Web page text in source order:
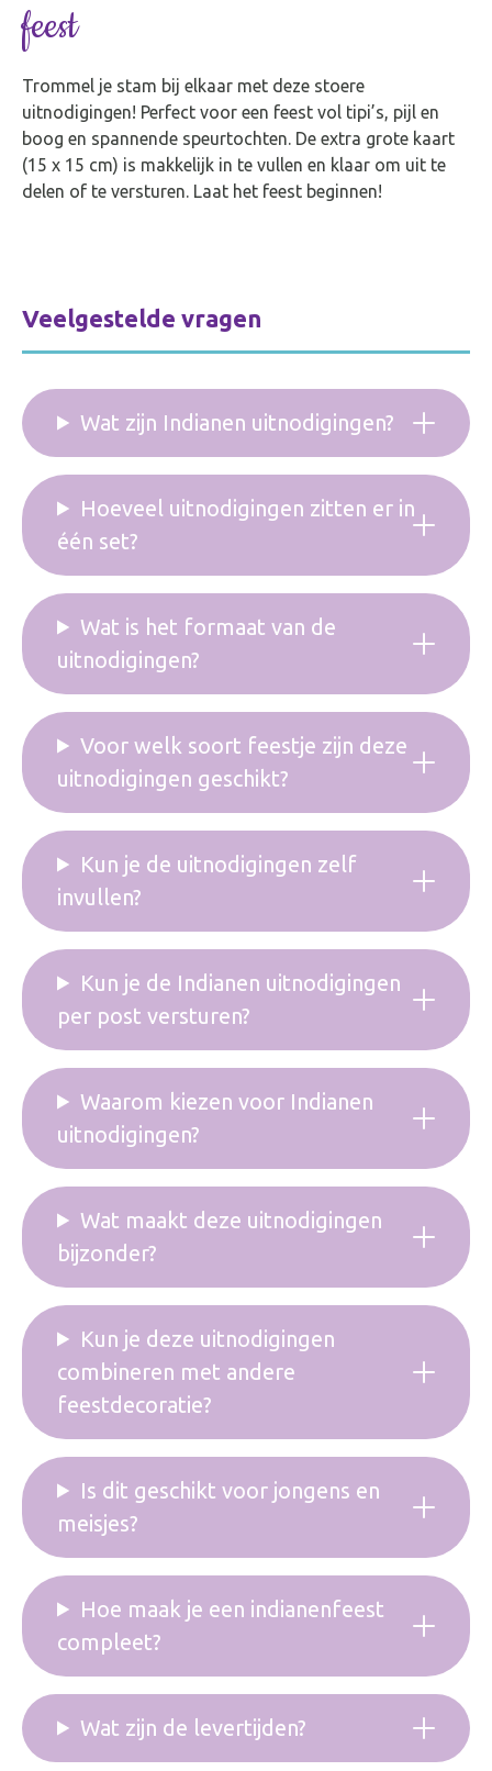
feest
Trommel je stam bij elkaar met deze stoere
uitnodigingen! Perfect voor een feest vol tipi’s, pijl en
boog en spannende speurtochten. De extra grote kaart
(15 x 15 cm) is makkelijk in te vullen en klaar om uit te
delen of te versturen. Laat het feest beginnen!
Veelgestelde vragen
Wat zijn Indianen uitnodigingen?
Hoeveel uitnodigingen zitten er in
één set?
Wat is het formaat van de
uitnodigingen?
Voor welk soort feestje zijn deze
uitnodigingen geschikt?
Kun je de uitnodigingen zelf
invullen?
Kun je de Indianen uitnodigingen
per post versturen?
Waarom kiezen voor Indianen
uitnodigingen?
Wat maakt deze uitnodigingen
bijzonder?
Kun je deze uitnodigingen
combineren met andere
feestdecoratie?
Is dit geschikt voor jongens en
meisjes?
Hoe maak je een indianenfeest
compleet?
Wat zijn de levertijden?